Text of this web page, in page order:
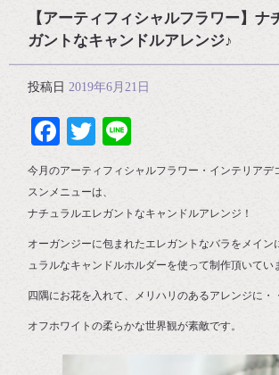
【アーティフィシャルフラワー】ナ
ガントなキャンドルアレンジ♪
投稿日 2019年6月21日
Facebook
Twitter
今月のアーティフィシャルフラワー・インテリアデ
スンメニューは、
ナチュラルエレガントなキャンドルアレンジ！
オーガンジーに包まれたエレガントなバラをメイン
ュラルなキャンドルホルダーを使って制作頂いてい
四隅にお花を入れて、メリハリのあるアレンジに・
オフホワイトの柔らかな世界観が素敵です。